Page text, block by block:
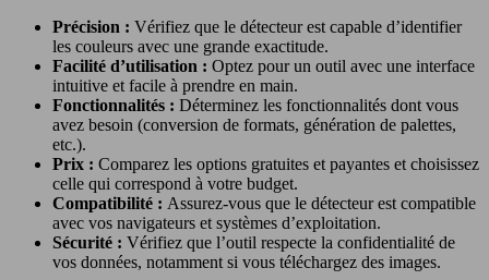
Précision : Vérifiez que le détecteur est capable d’identifier
les couleurs avec une grande exactitude.
Facilité d’utilisation : Optez pour un outil avec une interface
intuitive et facile à prendre en main.
Fonctionnalités : Déterminez les fonctionnalités dont vous
avez besoin (conversion de formats, génération de palettes,
etc.).
Prix : Comparez les options gratuites et payantes et choisissez
celle qui correspond à votre budget.
Compatibilité : Assurez-vous que le détecteur est compatible
avec vos navigateurs et systèmes d’exploitation.
Sécurité : Vérifiez que l’outil respecte la confidentialité de
vos données, notamment si vous téléchargez des images.